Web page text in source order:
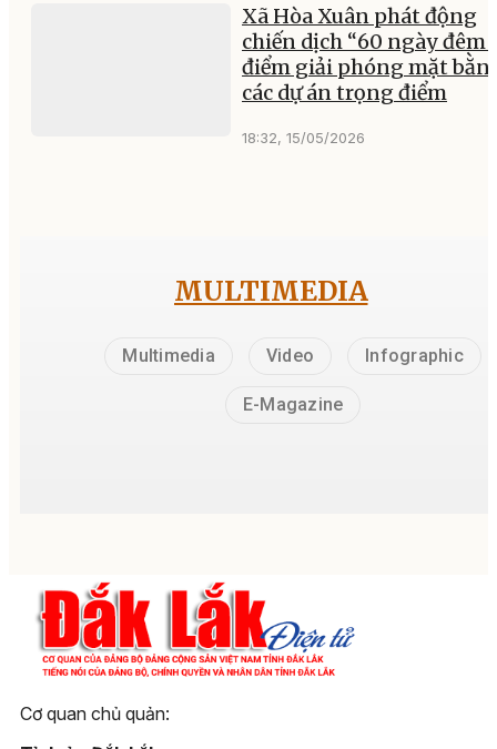
Xã Hòa Xuân phát động
chiến dịch “60 ngày đêm
điểm giải phóng mặt
các dự án trọng điểm
18:32, 15/05/2026
MULTIMEDIA
Multimedia Video Infographic
E-Magazine
Cơ quan chủ quản: